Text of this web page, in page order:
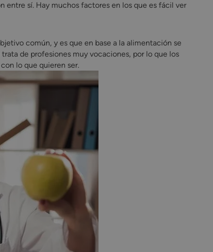
entre sí. Hay muchos factores en los que es fácil ver
común, y es que en base a la alimentación se
de profesiones muy vocaciones, por lo que los
lo que quieren ser.